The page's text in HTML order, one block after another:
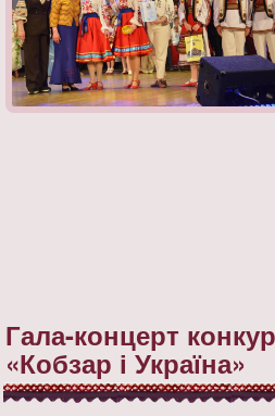
Гала-концерт
«Кобзар і Україна»